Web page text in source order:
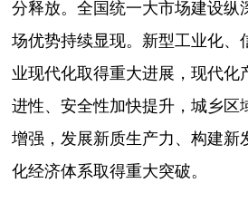
分释放。全国统一大市场建设纵
场优势持续显现。新型工业化、
业现代化取得重大进展，现代化
进性、安全性加快提升，城乡区
增强，发展新质生产力、构建新
化经济体系取得重大突破。